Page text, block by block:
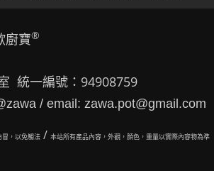
廚寶®
統一編號：94908759
/ email: zawa.pot@gmail.com
冒，以免觸法 / 本站所有產品內容，外觀，顏色，重量以實際內容物為準